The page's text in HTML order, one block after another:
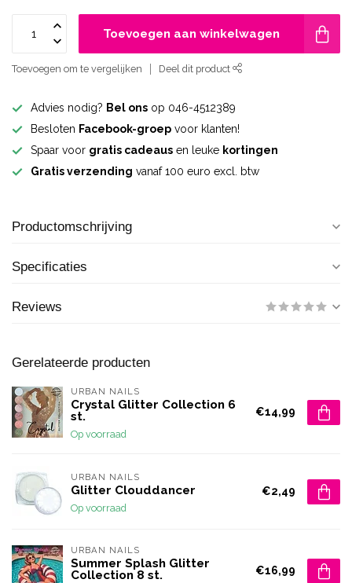
Toevoegen aan winkelwagen
Toevoegen om te vergelijken Deel dit product
Advies nodig? Bel ons op 046-4512389
Besloten Facebook-groep voor klanten!
Spaar voor gratis cadeaus en leuke kortingen
Gratis verzending vanaf 100 euro excl. btw
Productomschrijving
Specificaties
Reviews
Gerelateerde producten
URBAN NAILS
Crystal Glitter Collection 6
st.
Op voorraad
€14,99
URBAN NAILS
Glitter Clouddancer
Op voorraad
€2,49
URBAN NAILS
Summer Splash Glitter
Collection 8 st.
€16,99